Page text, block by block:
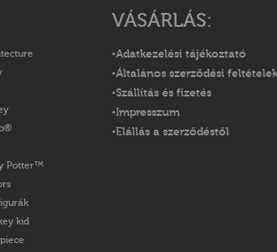
Potter™
kid
VÁSÁRLÁS:
Adatkezelési tájékoztató
Általános szerződési feltételek
Szállítás és fizetés
Impresszum
Elállás a szerződéstől